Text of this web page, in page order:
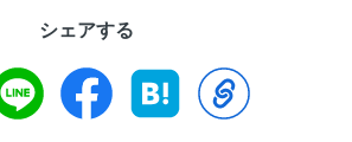
シェアする